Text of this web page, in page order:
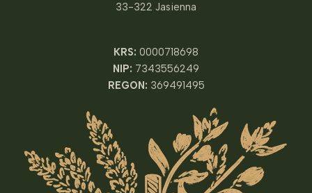
33-322 Jasienna
KRS: 0000718698
NIP: 7343556249
REGON: 369491495